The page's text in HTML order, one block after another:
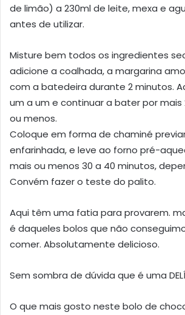
de limão) a 230ml de leite, mexa e
antes de utilizar.
Misture bem todos os ingredientes
adicione a coalhada, a margarina
com a batedeira durante 2 minutos.
um a um e continuar a bater por mais
ou menos.
Coloque em forma de chaminé
enfarinhada, e leve ao forno pré-
mais ou menos 30 a 40 minutos,
Convém fazer o teste do palito.
Aqui têm uma fatia para provarem.
é daqueles bolos que não
comer. Absolutamente delicioso.
Sem sombra de dúvida que é uma
O que mais gosto neste bolo de